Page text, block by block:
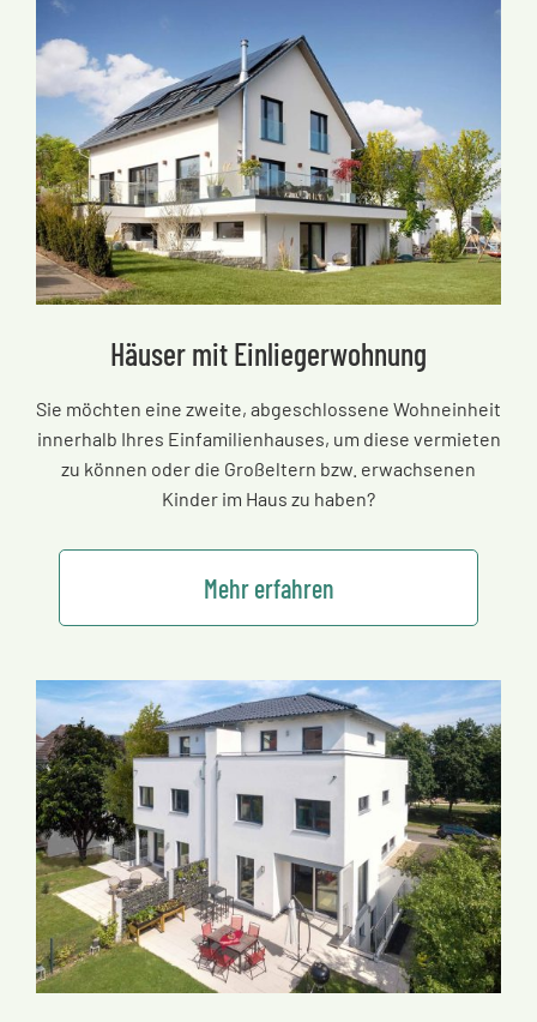
Häuser mit Einliegerwohnung
Sie möchten eine zweite, abgeschlossene Wohneinheit
innerhalb Ihres Einfamilienhauses, um diese vermieten
zu können oder die Großeltern bzw. erwachsenen
Kinder im Haus zu haben?
Mehr erfahren